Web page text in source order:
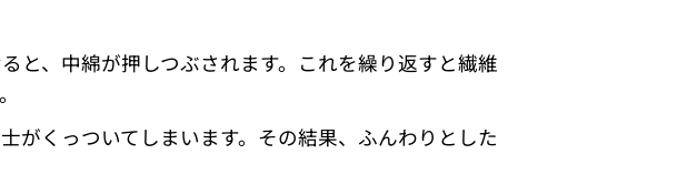
と、中綿が押しつぶされます。これを繰り返すと繊維
がくっついてしまいます。その結果、ふんわりとした